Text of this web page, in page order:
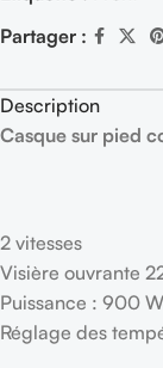
Partager :
Description
Casque sur pied
2 vitesses
Visière ouvrante
Puissance : 900
Réglage des